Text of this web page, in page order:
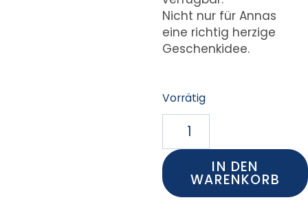
Nicht nur für Annas
eine richtig herzige
Geschenkidee.
Vorrätig
IN DEN
WARENKORB